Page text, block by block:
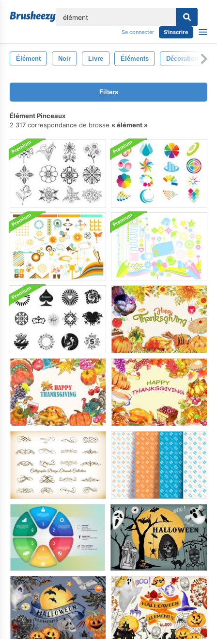
Se connecter S'inscrire
Élément Noir Livre Éléments Décoration
Filters
Élément Pinceaux
2 317 correspondance de brosse
élément